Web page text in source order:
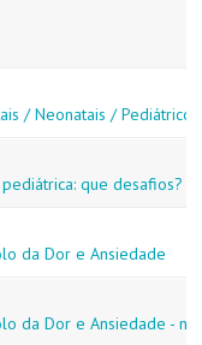
/ Neonatais / Pediátricos
que desafios?
da Dor e Ansiedade
da Dor e Ansiedade -